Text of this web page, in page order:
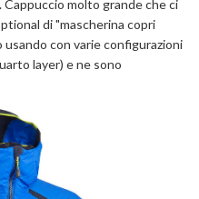
Cappuccio molto grande che ci
di "mascherina copri
con varie configurazioni
layer) e ne sono